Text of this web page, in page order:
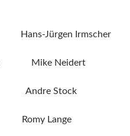
Jürgen Irmscher
: Mike Neidert
Stock
Lange